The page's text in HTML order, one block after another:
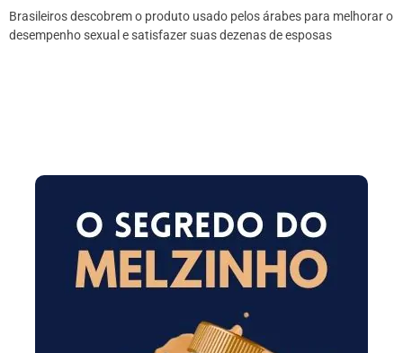
Brasileiros descobrem o produto usado pelos árabes para melhorar o
desempenho sexual e satisfazer suas dezenas de esposas